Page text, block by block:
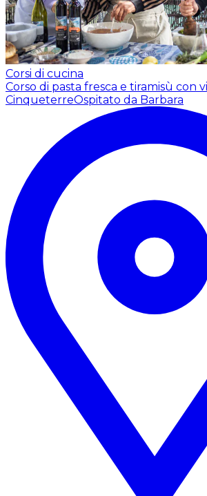
Corsi di cucina
Corso di pasta fresca e tiramisù con
CinqueterreOspitato da Barbara